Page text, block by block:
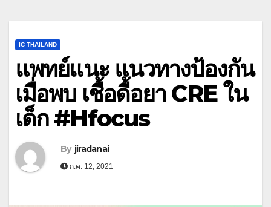
IC THAILAND
แพทย์แนะ แนวทางป้องกัน
เมื่อพบ เชื้อดื้อยา CRE ใน
เด็ก #Hfocus
By jiradanai
ก.ค. 12, 2021